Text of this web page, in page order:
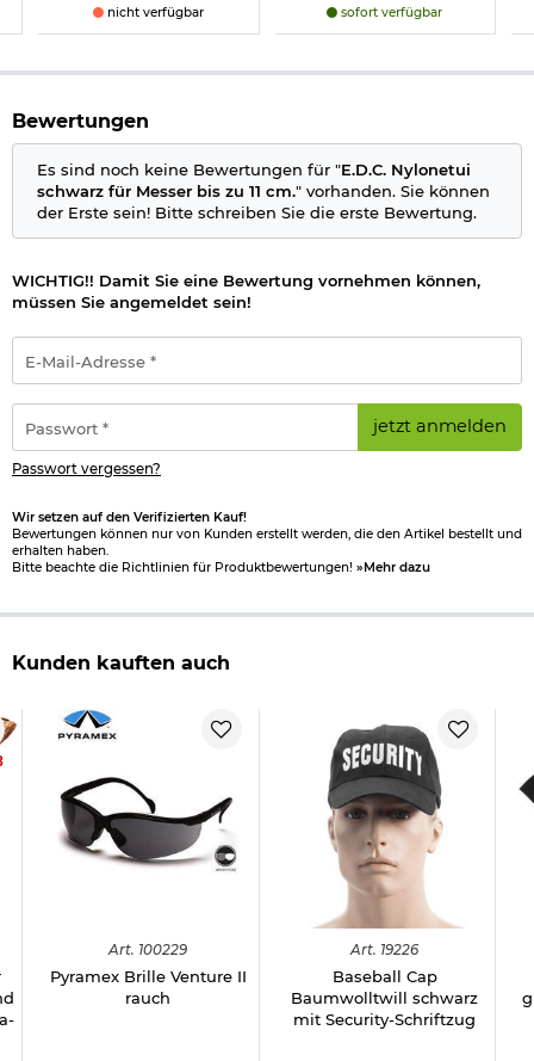
nicht verfügbar sofort verfügbar
Bewertungen
Es sind noch keine Bewertungen für "E.D.C. Nylonetui
schwarz für Messer bis zu 11 cm." vorhanden. Sie können
der Erste sein! Bitte schreiben Sie die erste Bewertung.
WICHTIG!! Damit Sie eine Bewertung vornehmen können,
müssen Sie angemeldet sein!
Mail-
Adresse
*
jetzt anmelden
Passwort vergessen?
Wir setzen auf den Verifizierten Kauf!
Bewertungen können nur von Kunden erstellt werden, die den Artikel bestellt und
erhalten haben.
Bitte beachte die Richtlinien für Produktbewertungen! »Mehr dazu
Kunden kauften auch
Art. 100229
Pyramex Brille Venture II
rauch
Art. 19226
Baseball Cap
Baumwolltwill schwarz
mit Security-Schriftzug